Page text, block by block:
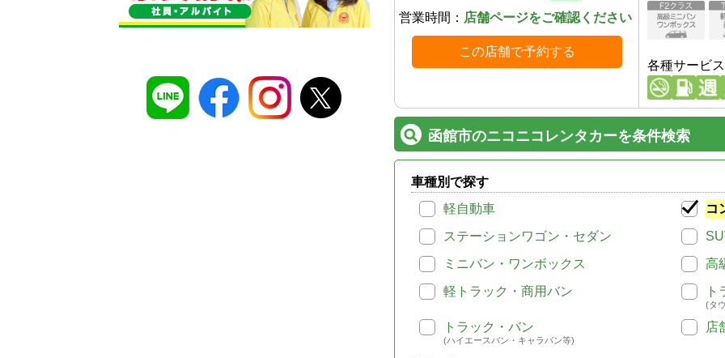
営業時間： 店舗ページをご確認ください
この店舗で予約する
各種サービス
函館市のニコニコレンタカーを条件検索
車種別で探す
軽自動車
コ
ステーションワゴン・セダン
ミニバン・ワンボックス
高
軽トラック・商用バン
ト
(タ
トラック・バン
(ハイエースバン・キャラバン等)
店